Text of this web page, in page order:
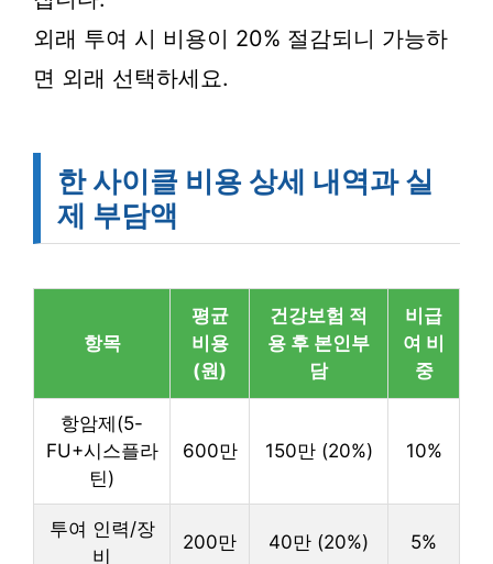
외래 투여 시 비용이 20% 절감되니 가능하
면 외래 선택하세요.
한 사이클 비용 상세 내역과 실
제 부담액
항목
평균
비용
(원)
건강보험 적
용 후 본인부
담
비급
여 비
중
항암제(5-
FU+시스플라
틴)
600만 150만 (20%) 10%
투여 인력/장
비
200만 40만 (20%) 5%